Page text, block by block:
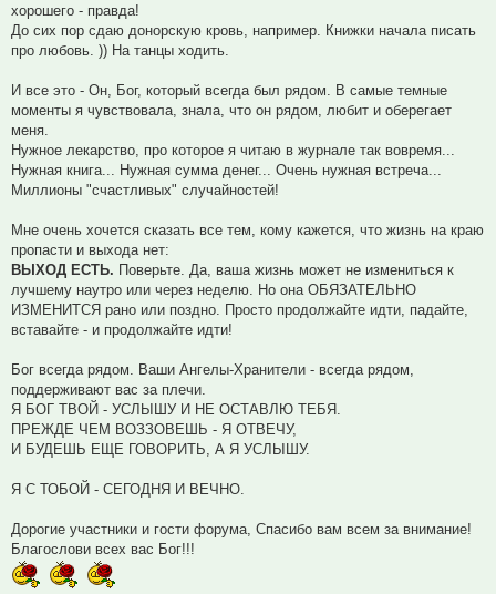
хорошего - правда!
До сих пор сдаю донорскую кровь, например. Книжки начала писать
про любовь. )) На танцы ходить.
И все это - Он, Бог, который всегда был рядом. В самые темные
моменты я чувствовала, знала, что он рядом, любит и оберегает
меня.
Нужное лекарство, про которое я читаю в журнале так вовремя...
Нужная книга... Нужная сумма денег... Очень нужная встреча...
Миллионы "счастливых" случайностей!
Мне очень хочется сказать все тем, кому кажется, что жизнь на краю
пропасти и выхода нет:
ВЫХОД ЕСТЬ. Поверьте. Да, ваша жизнь может не измениться к
лучшему наутро или через неделю. Но она ОБЯЗАТЕЛЬНО
ИЗМЕНИТСЯ рано или поздно. Просто продолжайте идти, падайте,
вставайте - и продолжайте идти!
Бог всегда рядом. Ваши Ангелы-Хранители - всегда рядом,
поддерживают вас за плечи.
Я БОГ ТВОЙ - УСЛЫШУ И НЕ ОСТАВЛЮ ТЕБЯ.
ПРЕЖДЕ ЧЕМ ВОЗЗОВЕШЬ - Я ОТВЕЧУ,
И БУДЕШЬ ЕЩЕ ГОВОРИТЬ, А Я УСЛЫШУ.
Я С ТОБОЙ - СЕГОДНЯ И ВЕЧНО.
Дорогие участники и гости форума, Спасибо вам всем за внимание!
Благослови всех вас Бог!!!